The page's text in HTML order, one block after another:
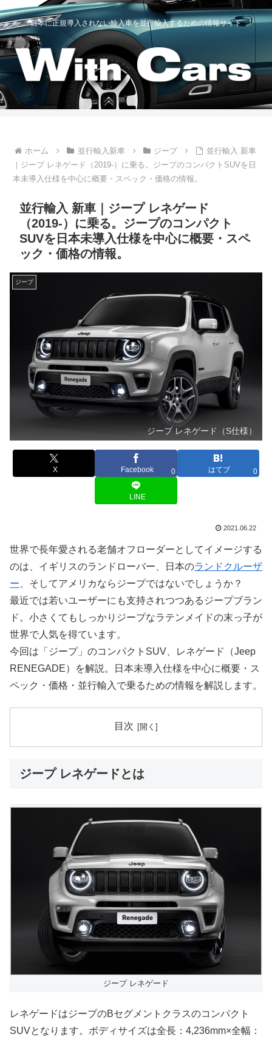
日本に正規導入されない輸入車を並行輸入するための情報サイト
ホーム 並行輸入新車 ジープ
並行輸入 新車
｜ジープ レネゲード（2019-）に乗る。ジープのコンパクトSUVを日
本未導入仕様を中心に概要・スペック・価格の情報。
並行輸入 新車｜ジープ レネゲード
（2019-）に乗る。ジープのコンパクト
SUVを日本未導入仕様を中心に概要・スペ
ック・価格の情報。
ジープ
ジープ レネゲード（S仕様）
X Facebook 0 はてブ 0
LINE
2021.06.22
世界で長年愛される老舗オフローダーとしてイメージする
のは、イギリスのランドローバー、日本のランドクルーザ
ー 、そしてアメリカならジープではないでしょうか？
最近では若いユーザーにも支持されつつあるジープブラン
ド。小さくてもしっかりジープなラテンメイドの末っ子が
世界で人気を得ています。
今回は「ジープ」のコンパクトSUV、レネゲード（Jeep
RENEGADE）を解説。日本未導入仕様を中心に概要・ス
ペック・価格・並行輸入で乗るための情報を解説します。
目次
ジープ レネゲードとは
ジープ レネゲード
レネゲードはジープのBセグメントクラスのコンパクト
SUVとなります。ボディサイズは全長：4,236mm×全幅：